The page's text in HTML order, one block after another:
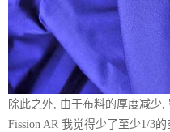
除此之外, 由于布料的厚度减少
Fission AR 我觉得少了至少1/3